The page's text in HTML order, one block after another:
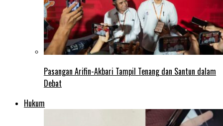
Pasangan Arifin-Akbari Tampil Tenang dan Santun dalam
Debat
Hukum